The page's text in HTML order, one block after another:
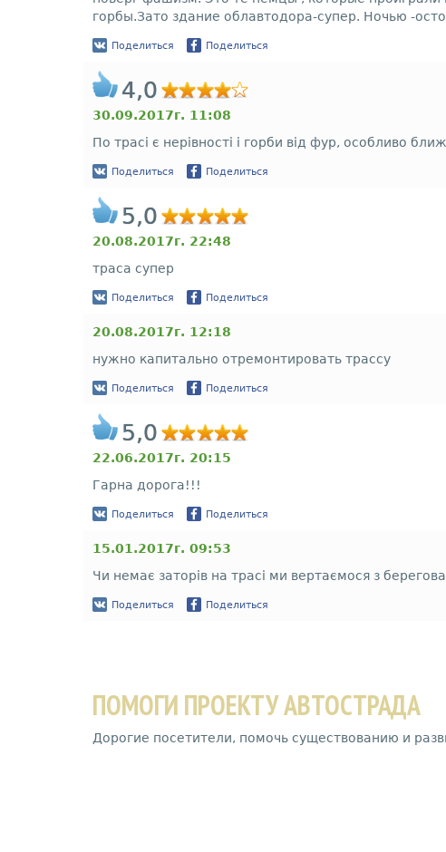
горбы.Зато здание облавтодора-супер. Ночью -
Поделиться Поделиться
4,0
30.09.2017г. 11:08
По трасі є нерівності і горби від фур, особливо
Поделиться Поделиться
5,0
20.08.2017г. 22:48
траса супер
Поделиться Поделиться
20.08.2017г. 12:18
нужно капитально отремонтировать трассу
Поделиться Поделиться
5,0
22.06.2017г. 20:15
Гарна дорога!!!
Поделиться Поделиться
15.01.2017г. 09:53
Чи немає заторів на трасі ми вертаємося з
Поделиться Поделиться
ПОМОГИ ПРОЕКТУ АВТОСТРАДА
Дорогие посетители, помочь существованию и